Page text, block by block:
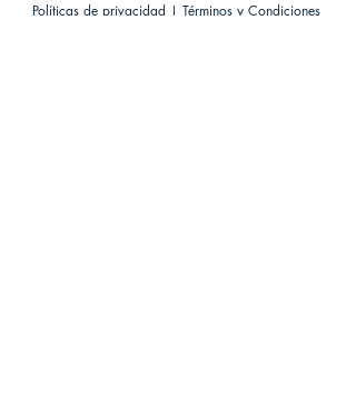
Políticas de privacidad | Términos y Condiciones